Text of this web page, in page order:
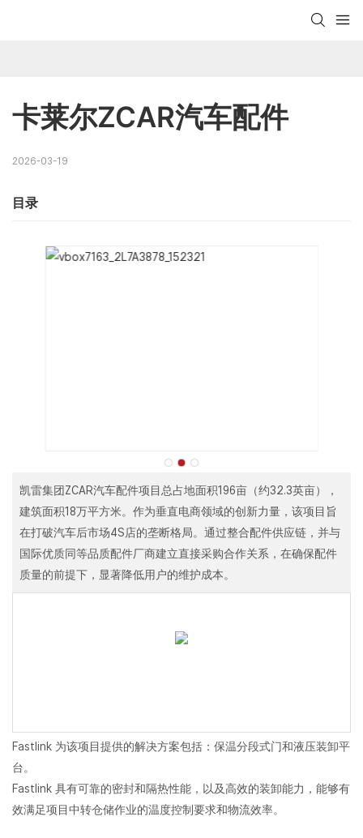
卡莱尔ZCAR汽车配件
2026-03-19
目录
凯雷集团ZCAR汽车配件项目总占地面积196亩（约32.3英亩），
建筑面积18万平方米。作为垂直电商领域的创新力量，该项目旨
在打破汽车后市场4S店的垄断格局。通过整合配件供应链，并与
国际优质同等品质配件厂商建立直接采购合作关系，在确保配件
质量的前提下，显著降低用户的维护成本。
Fastlink 为该项目提供的解决方案包括：保温分段式门和液压装卸平
台。
Fastlink 具有可靠的密封和隔热性能，以及高效的装卸能力，能够有
效满足项目中转仓储作业的温度控制要求和物流效率。